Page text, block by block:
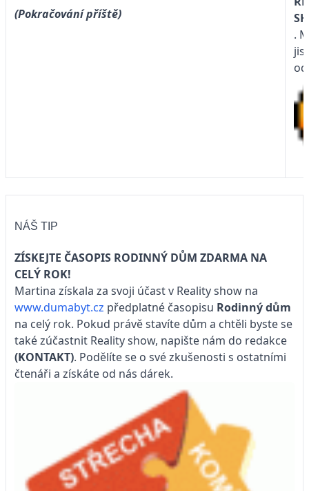
(Pokračování příště)
.
NÁŠ TIP
ZÍSKEJTE ČASOPIS RODINNÝ DŮM ZDARMA NA
CELÝ ROK!
Martina získala za svoji účast v Reality show na
www.dumabyt.cz předplatné časopisu Rodinný dům
na celý rok. Pokud právě stavíte dům a chtěli byste se
také zúčastnit Reality show, napište nám do redakce
(KONTAKT). Podělíte se o své zkušenosti s ostatními
čtenáři a získáte od nás dárek.